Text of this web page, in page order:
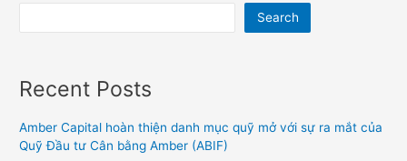
Search
Recent Posts
Amber Capital hoàn thiện danh mục quỹ mở với sự ra mắt của
Quỹ Đầu tư Cân bằng Amber (ABIF)